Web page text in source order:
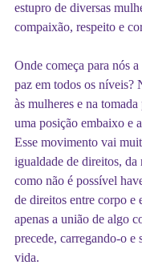
estupro de diversas
compaixão, respeito e
Onde começa para nós
paz em todos os níveis?
às mulheres e na
uma posição embaixo e
Esse movimento vai
igualdade de direitos, da
como não é possível
de direitos entre corpo e
apenas a união de algo
precede, carregando-o e
vida.